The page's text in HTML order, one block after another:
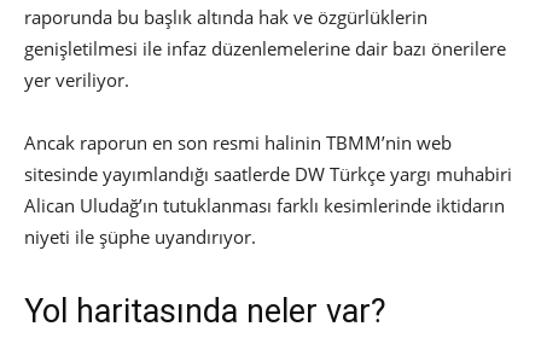
raporunda bu başlık altında hak ve özgürlüklerin
genişletilmesi ile infaz düzenlemelerine dair bazı önerilere
yer veriliyor.
Ancak raporun en son resmi halinin TBMM’nin web
sitesinde yayımlandığı saatlerde DW Türkçe yargı muhabiri
Alican Uludağ’ın tutuklanması farklı kesimlerinde iktidarın
niyeti ile şüphe uyandırıyor.
Yol haritasında neler var?